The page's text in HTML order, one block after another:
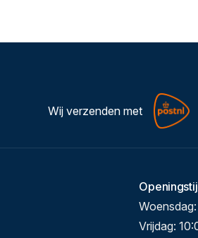
Wij verzenden met
Vrijdag: